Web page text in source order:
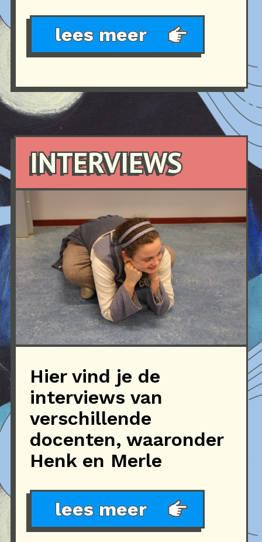
lees meer
INTERVIEWS
Hier vind je de
interviews van
verschillende
docenten, waaronder
Henk en Merle
lees meer